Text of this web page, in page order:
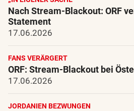
Nach Stream-Blackout: ORF
Statement
17.06.2026
FANS VERÄRGERT
ORF: Stream-Blackout bei
17.06.2026
JORDANIEN BEZWUNGEN